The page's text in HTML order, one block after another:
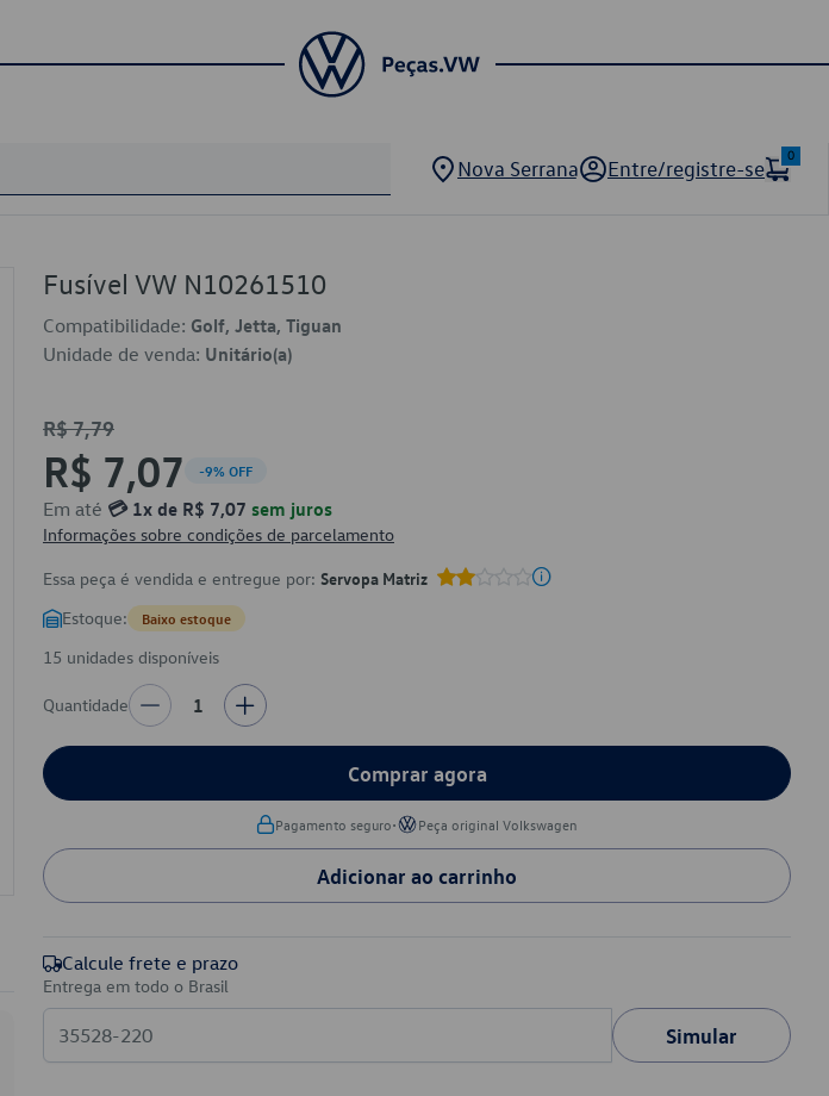
Nova Serrana Entre/registre-se
0
Fusível VW N10261510
Compatibilidade: Golf, Jetta, Tiguan
Unidade de venda: Unitário(a)
R$ 7,79
R$ 7,07 -9% OFF
Em até 💳 1x de R$ 7,07 sem juros
Informações sobre condições de parcelamento
Essa peça é vendida e entregue por: Servopa Matriz
Estoque: Baixo estoque
15 unidades disponíveis
Quantidade 1
Comprar agora
Pagamento seguro• Peça original Volkswagen
Adicionar ao carrinho
Calcule frete e prazo
Entrega em todo o Brasil
Simular